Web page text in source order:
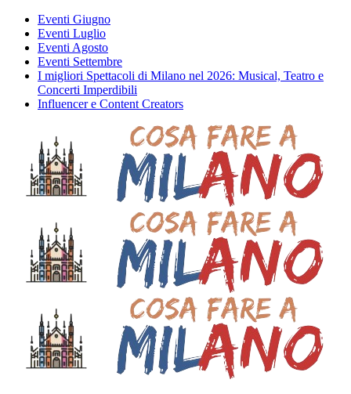
Eventi Giugno
Eventi Luglio
Eventi Agosto
Eventi Settembre
I migliori Spettacoli di Milano nel 2026: Musical, Teatro e
Concerti Imperdibili
Influencer e Content Creators